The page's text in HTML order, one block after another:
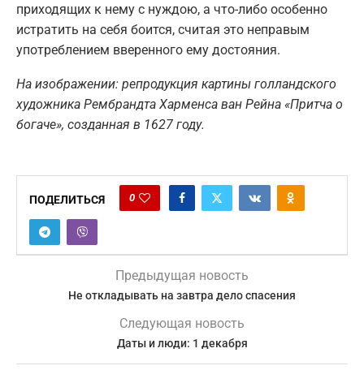
приходящих к нему с нуждою, а что-либо особенно
истратить на себя боится, считая это неправым
употреблением вверенного ему достояния.
На изображении: репродукция картины голландского
художника Рембрандта Харменса ван Рейна «Притча о
богаче», созданная в 1627 году.
ПОДЕЛИТЬСЯ 0
Предыдущая новость
Не откладывать на завтра дело спасения
Следующая новость
Даты и люди: 1 декабря